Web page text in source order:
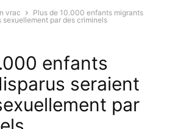
vrac
Plus de 10.000 enfants migrants
par des criminels
enfants
seraient
par